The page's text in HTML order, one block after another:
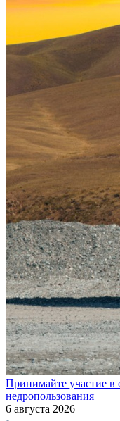
Принимайте участие в
недропользования
6 августа 2026